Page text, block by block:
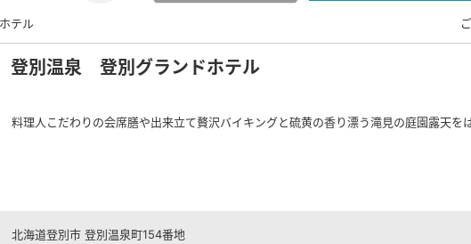
テル
登別温泉 登別グランドホテル
料理人こだわりの会席膳や出来立て贅沢バイキングと硫黄の香り漂う滝見の庭園露天を
北海道登別市 登別温泉町154番地